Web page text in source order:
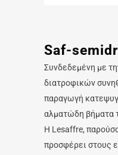
Saf-
Συνδεδεμένη με
διατροφικών
παραγωγή
αλματώδη βήματα
Η Lesaffre,
προσφέρει στους